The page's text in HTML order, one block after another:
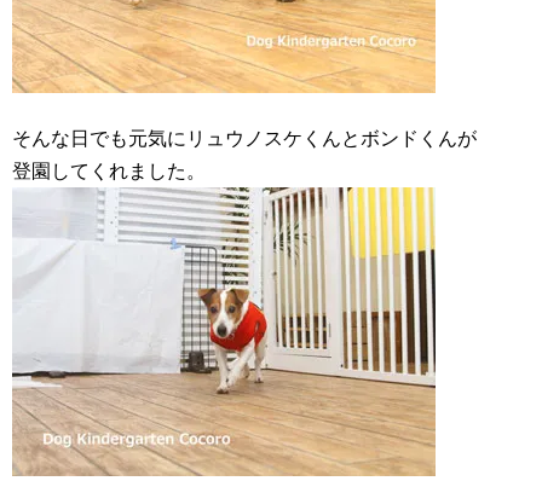
そんな日でも元気にリュウノスケくんとボンドくんが
登園してくれました。